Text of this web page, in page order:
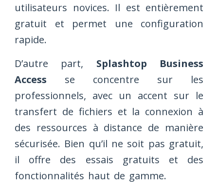
utilisateurs novices. Il est entièrement
gratuit et permet une configuration
rapide.
D’autre part, Splashtop Business
Access se concentre sur les
professionnels, avec un accent sur le
transfert de fichiers et la connexion à
des ressources à distance de manière
sécurisée. Bien qu’il ne soit pas gratuit,
il offre des essais gratuits et des
fonctionnalités haut de gamme.